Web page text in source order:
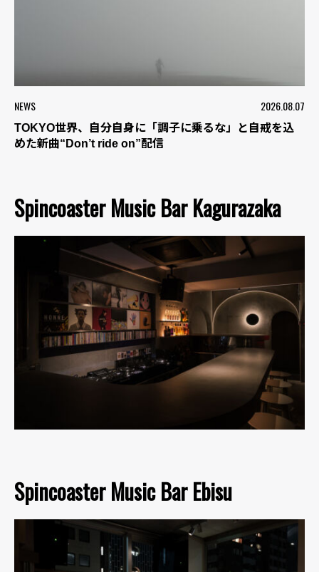
NEWS 2026.08.07
TOKYO世界、自分自身に「調子に乗るな」と自戒を込
めた新曲“Don’t ride on”配信
Spincoaster Music Bar Kagurazaka
Spincoaster Music Bar Ebisu